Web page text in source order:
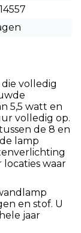
volledig
5,5 watt en
volledig op.
de 8 en
lamp
locaties waar
en stof. U
jaar